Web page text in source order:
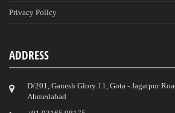
Privacy Policy
ADDRESS
D/201, Ganesh Glory 11, Gota - Jagatpur
Ahmedabad